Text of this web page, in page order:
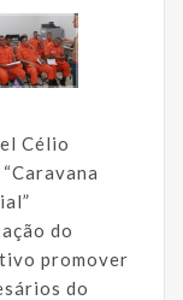
Célio
do
promover
do